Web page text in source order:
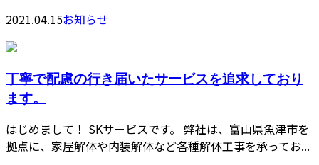
2021.04.15お知らせ
丁寧で配慮の行き届いたサービスを追求しており
ます。
はじめまして！ SKサービスです。 弊社は、富山県魚津市を
拠点に、家屋解体や内装解体など各種解体工事を承ってお...